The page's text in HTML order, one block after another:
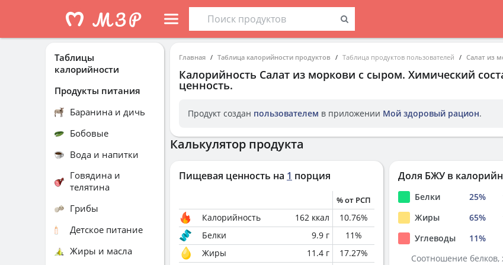
Главная Таблица калорийности продуктов Таблица продуктов пользователей Салат из
Калорийность Салат из моркови с сыром. Химический
ценность.
Продукт создан пользователем в приложении Мой здоровый рацион.
Калькулятор продукта
Пищевая ценность на 1 порция
% от РСП
Калорийность 162 ккал 10.76%
Белки
9.9 г 11%
Жиры
11.4 г 17.27%
Доля БЖУ в
Белки 25%
Жиры
65%
Углеводы
11%
Соотношение белков,
Таблицы
калорийности
Продукты питания
Баранина и дичь
Бобовые
Вода и напитки
Говядина и
телятина
Грибы
Детское питание
Жиры и масла